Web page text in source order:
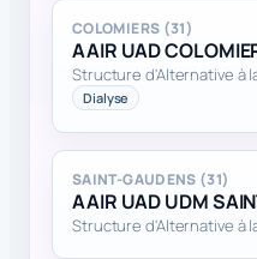
COLOMIERS (31)
AAIR UAD
Structure d'Alternative à
Dialyse
SAINT-GAUDENS (31)
AAIR UAD UDM
Structure d'Alternative à